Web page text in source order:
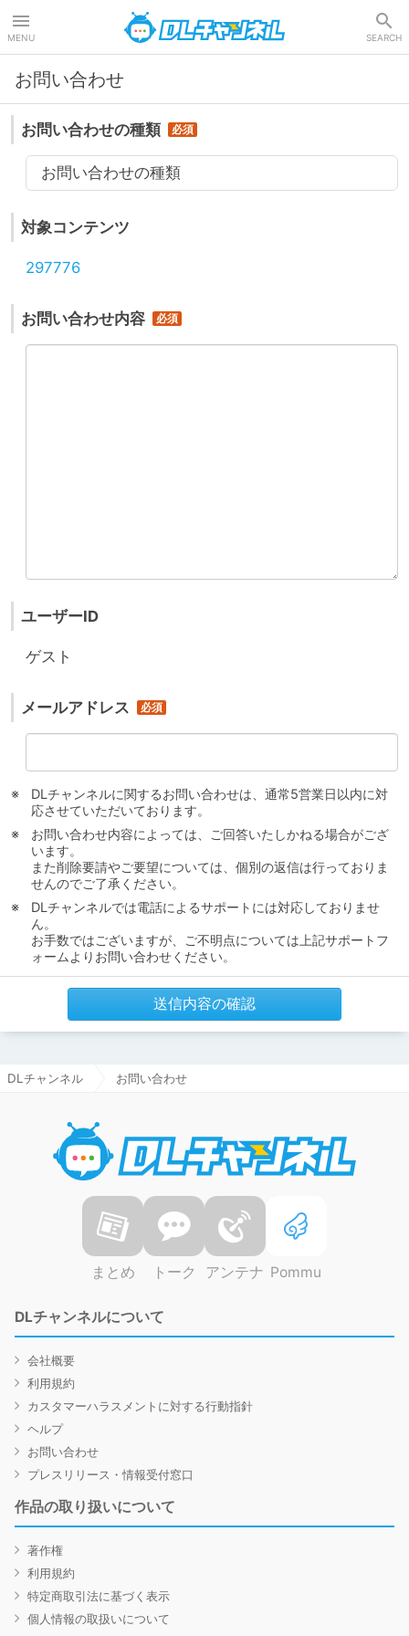
MENU SEARCH
お問い合わせ
お問い合わせの種類
お問い合わせの種類
対象コンテンツ
297776
お問い合わせ内容
ユーザーID
ゲスト
メールアドレス
DLチャンネルに関するお問い合わせは、通常5営業日以内に対
応させていただいております。
お問い合わせ内容によっては、ご回答いたしかねる場合がござ
います。
また削除要請やご要望については、個別の返信は行っておりま
せんのでご了承ください。
DLチャンネルでは電話によるサポートには対応しておりませ
ん。
お手数ではございますが、ご不明点については上記サポートフ
ォームよりお問い合わせください。
送信内容の確認
DLチャンネル お問い合わせ
まとめ トーク アンテナ Pommu
DLチャンネルについて
会社概要
利用規約
カスタマーハラスメントに対する行動指針
ヘルプ
お問い合わせ
プレスリリース・情報受付窓口
作品の取り扱いについて
著作権
利用規約
特定商取引法に基づく表示
個人情報の取扱いについて